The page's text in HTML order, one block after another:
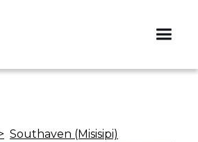
Southaven (Misisipi)